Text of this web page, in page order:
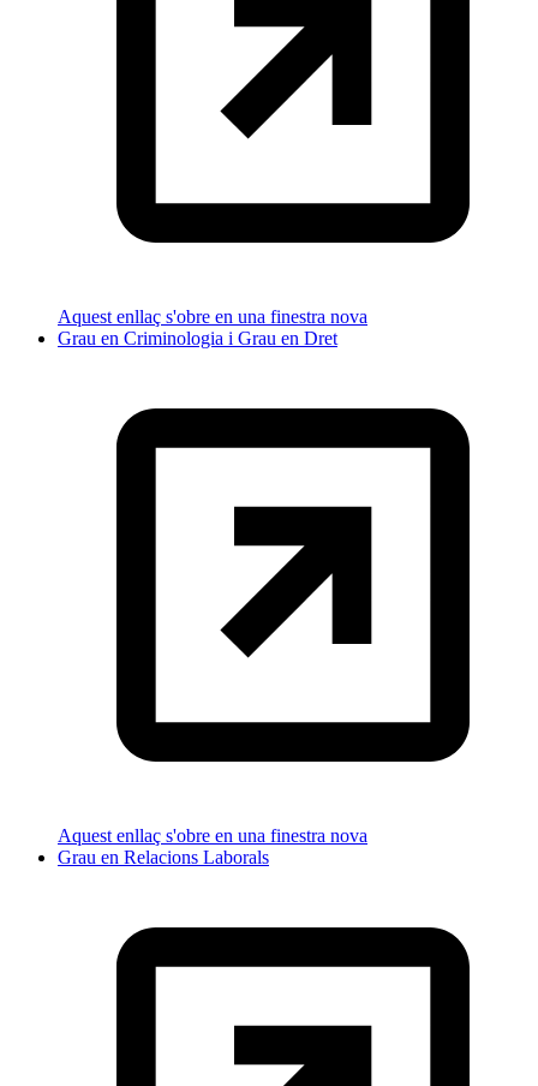
Aquest enllaç s'obre en una finestra nova
Grau en Criminologia i Grau en Dret
Aquest enllaç s'obre en una finestra nova
Grau en Relacions Laborals